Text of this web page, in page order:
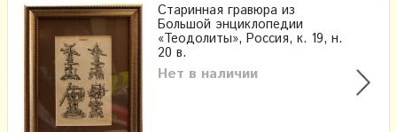
Старинная гравюра из
Большой энциклопедии
«Теодолиты», Россия, к. 19, н.
20 в.
Нет в наличии